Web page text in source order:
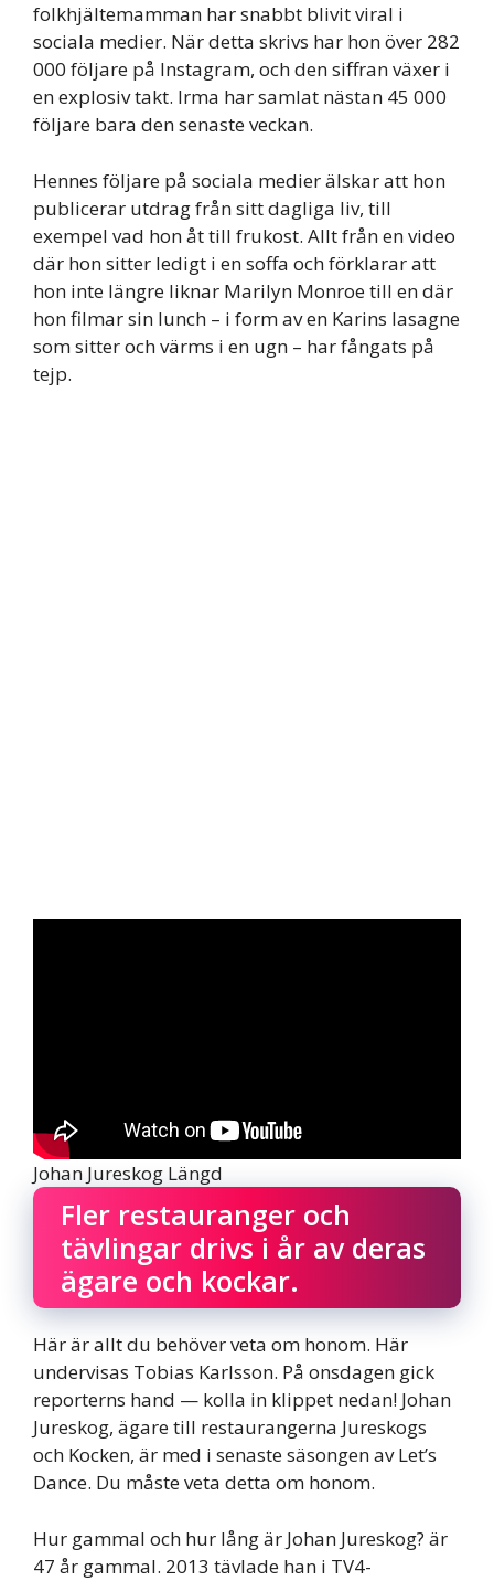
folkhjältemamman har snabbt blivit viral i
sociala medier. När detta skrivs har hon över 282
000 följare på Instagram, och den siffran växer i
en explosiv takt. Irma har samlat nästan 45 000
följare bara den senaste veckan.
Hennes följare på sociala medier älskar att hon
publicerar utdrag från sitt dagliga liv, till
exempel vad hon åt till frukost. Allt från en video
där hon sitter ledigt i en soffa och förklarar att
hon inte längre liknar Marilyn Monroe till en där
hon filmar sin lunch – i form av en Karins lasagne
som sitter och värms i en ugn – har fångats på
tejp.
Johan Jureskog Längd
Fler restauranger och
tävlingar drivs i år av deras
ägare och kockar.
Här är allt du behöver veta om honom. Här
undervisas Tobias Karlsson. På onsdagen gick
reporterns hand — kolla in klippet nedan! Johan
Jureskog, ägare till restaurangerna Jureskogs
och Kocken, är med i senaste säsongen av Let’s
Dance. Du måste veta detta om honom.
Hur gammal och hur lång är Johan Jureskog? är
47 år gammal. 2013 tävlade han i TV4-